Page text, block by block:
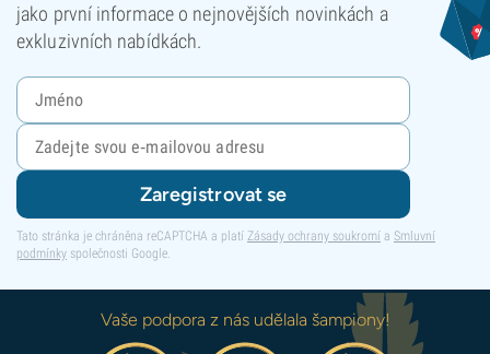
jako první informace o nejnovějších novinkách a
exkluzivních nabídkách.
Zaregistrovat se
Tato stránka je chráněna reCAPTCHA a platí Zásady ochrany soukromí a Smluvní
podmínky společnosti Google.
Vaše podpora z nás udělala šampiony!